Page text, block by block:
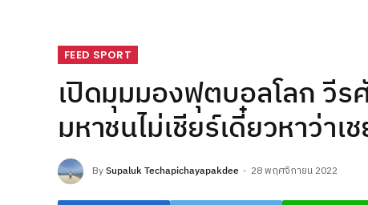
FEED SPORT
เปิดมุมมองฟุตบอลโลก วี
มหาชนไม่เชียร์เดี๋ยวหาว่าเ
BySupaluk Techapichayapakdee 28 พฤศจิกายน 2022